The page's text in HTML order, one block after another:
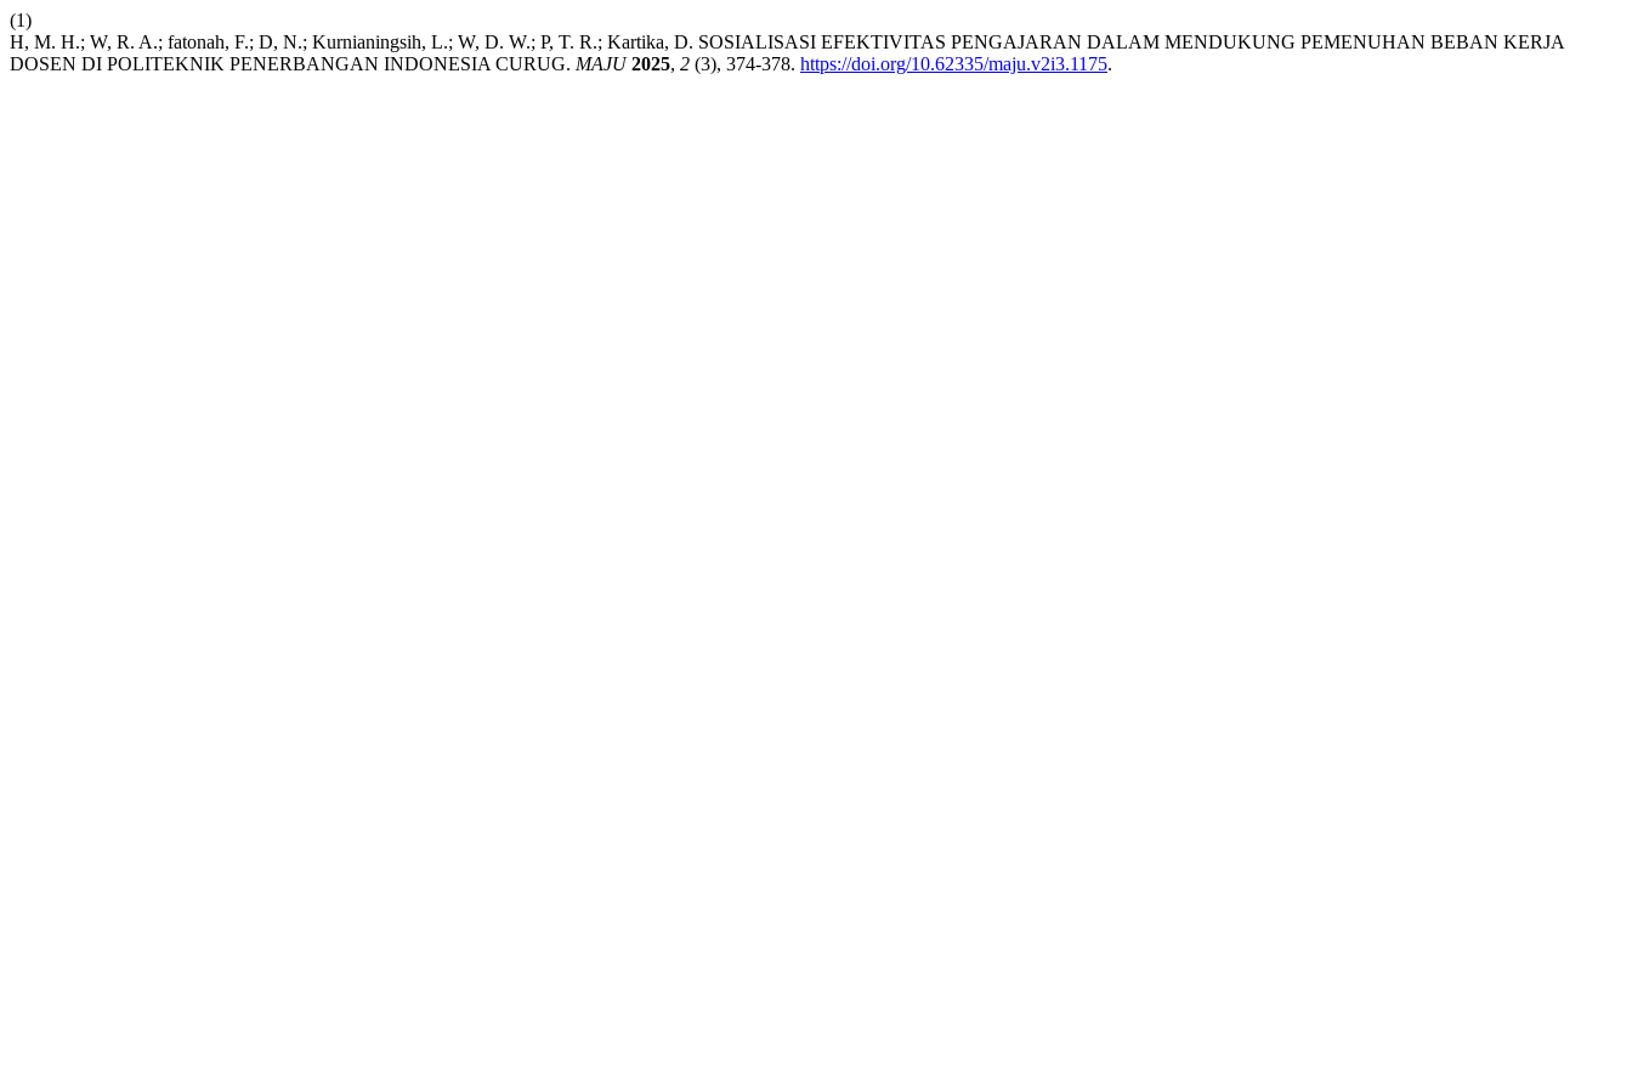
(1)
H, M. H.; W, R. A.; fatonah, F.; D, N.; Kurnianingsih, L.; W, D. W.; P, T. R.; Kartika, D. SOSIALISASI EFEKTIVITAS PENGAJARAN DALAM MENDUKUNG PEMENUHAN BEBAN KERJA
DOSEN DI POLITEKNIK PENERBANGAN INDONESIA CURUG. MAJU 2025, 2 (3), 374-378. https://doi.org/10.62335/maju.v2i3.1175.